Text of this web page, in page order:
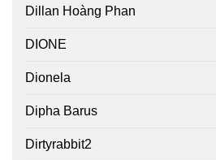
Dillan Hoàng Phan
DIONE
Dionela
Dipha Barus
Dirtyrabbit2